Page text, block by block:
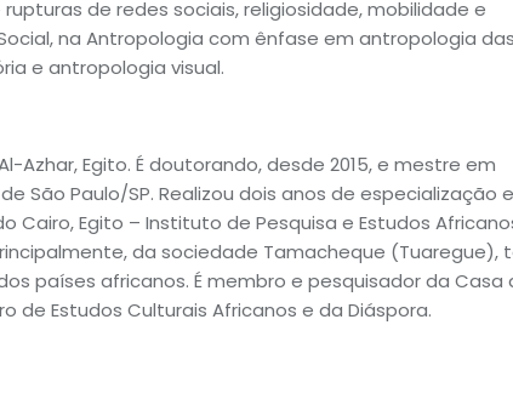
de redes sociais, religiosidade, mobilidade e
na Antropologia com ênfase em antropologia das
e antropologia visual.
Azhar, Egito. É doutorando, desde 2015, e mestre em
São Paulo/SP. Realizou dois anos de especialização
Cairo, Egito – Instituto de Pesquisa e Estudos
da sociedade Tamacheque (Tuaregue),
países africanos. É membro e pesquisador da Casa
de Estudos Culturais Africanos e da Diáspora.